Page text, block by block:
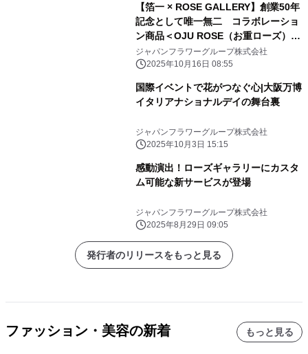
【箔一 × ROSE GALLERY】創業50年
記念として唯一無二 コラボレーショ
ン商品＜OJU ROSE（お重ローズ）＞
を期間限定販売！！
ジャパンフラワーグループ株式会社
2025年10月16日 08:55
国際イベントで花がつなぐ心|大阪万博
イタリアナショナルデイの舞台裏
ジャパンフラワーグループ株式会社
2025年10月3日 15:15
感動演出！ローズギャラリーにカスタ
ム可能な新サービスが登場
ジャパンフラワーグループ株式会社
2025年8月29日 09:05
発行者のリリースをもっと見る
ファッション・美容の新着 もっと見る